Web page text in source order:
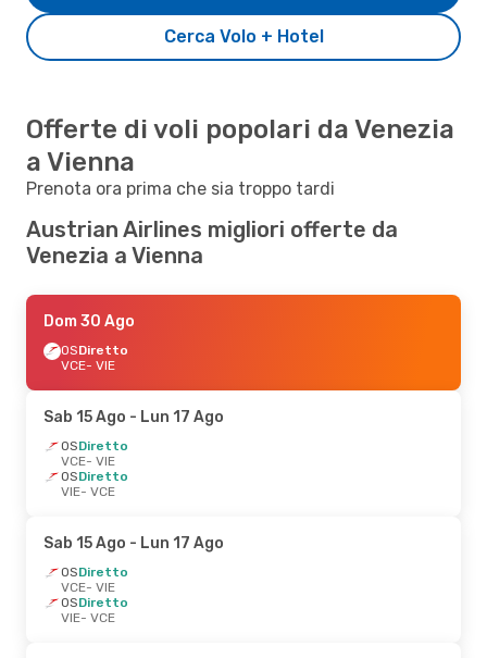
Cerca Volo + Hotel
Offerte di voli popolari da Venezia
a Vienna
Prenota ora prima che sia troppo tardi
Austrian Airlines migliori offerte da
Venezia a Vienna
Dom 30 Ago
OSDiretto
VCE- VIE
Sab 15 Ago - Lun 17 Ago
OSDiretto
VCE- VIE
OSDiretto
VIE- VCE
Sab 15 Ago - Lun 17 Ago
OSDiretto
VCE- VIE
OSDiretto
VIE- VCE